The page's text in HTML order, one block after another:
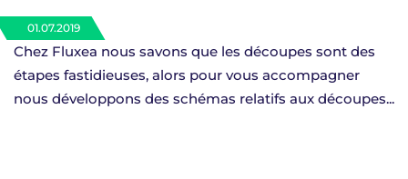
01.07.2019
Chez Fluxea nous savons que les découpes sont des
étapes fastidieuses, alors pour vous accompagner
nous développons des schémas relatifs aux découpes...